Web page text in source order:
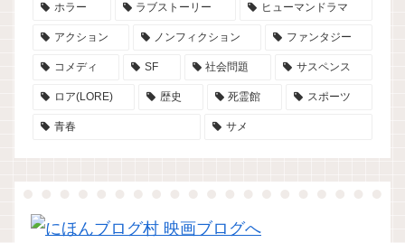
ホラー ラブストーリー ヒューマンドラマ
アクション ノンフィクション ファンタジー
コメディ SF 社会問題 サスペンス
ロア(LORE) 歴史 死霊館 スポーツ
青春 サメ